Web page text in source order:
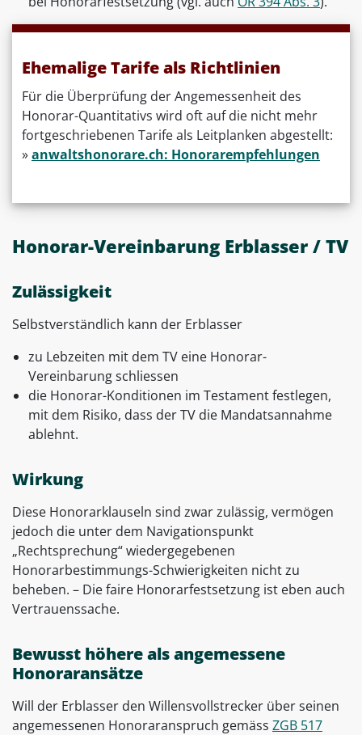
Ehemalige Tarife als Richtlinien
Für die Überprüfung der Angemessenheit des
Honorar-Quantitativs wird oft auf die nicht mehr
fortgeschriebenen Tarife als Leitplanken abgestellt:
»anwaltshonorare.ch: Honorarempfehlungen
Honorar-Vereinbarung Erblasser / TV
Zulässigkeit
Selbstverständlich kann der Erblasser
zu Lebzeiten mit dem TV eine Honorar-
Vereinbarung schliessen
die Honorar-Konditionen im Testament festlegen,
mit dem Risiko, dass der TV die Mandatsannahme
ablehnt.
Wirkung
Diese Honorarklauseln sind zwar zulässig, vermögen
jedoch die unter dem Navigationspunkt
„Rechtsprechung“ wiedergegebenen
Honorarbestimmungs-Schwierigkeiten nicht zu
beheben. – Die faire Honorarfestsetzung ist eben auch
Vertrauenssache.
Bewusst höhere als angemessene
Honoraransätze
Will der Erblasser den Willensvollstrecker über seinen
angemessenen Honoraranspruch gemäss ZGB 517